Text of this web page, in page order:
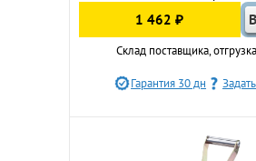
1 462 ₽
Склад поставщика,
Гарантия 30 дн